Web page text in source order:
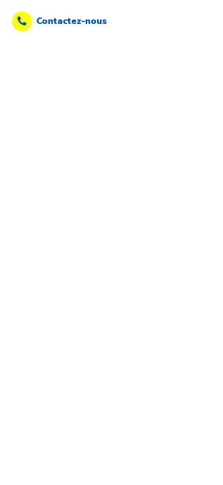
Contactez-nous